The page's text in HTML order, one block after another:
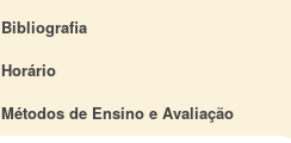
Bibliografia
Horário
Métodos de Ensino e Avaliação